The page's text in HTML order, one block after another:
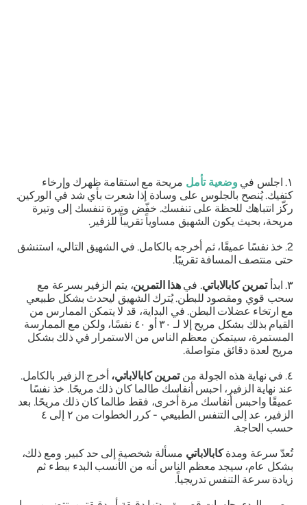
وضعية تأملمريحة مع استقامة ظهرك وإرخاء
كتفيك. يُنصح بالجلوس على وسادة إذا شعرت بأي شد في الوركين.
ركّز انتباهك للحظة على تنفسك. خفّض وتيرة تنفسك إلى وتيرة
مريحة، بحيث يكون الشهيق مساوياً تقريباً للزفير.
2. خذ نفسًا عميقًا، ثم أخرجه بالكامل. في الشهيق التالي، استنشق
حتى منتصف المسافة تقريبًا.
تمرين كابالاباتي. في هذا التمرين، يتم الزفير بسرعة مع
سحب قوي ومقصود للبطن. يُترك الشهيق ليحدث بشكل طبيعي
مع ارتخاء عضلات البطن. في البداية، قد لا يتمكن الممارس من
القيام بذلك بشكل مريح إلا لـ ٣٠ أو ٤٠ نفسًا، ولكن مع الممارسة
المستمرة، سيتمكن معظم الناس من الاستمرار في ذلك بشكل
مريح لعدة دقائق متواصلة.
تمرين كابالاباتي،أخرج الزفير بالكامل.
عند نهاية الزفير، احبس أنفاسك طالما كان ذلك مريحًا. خذ نفسًا
عميقًا واحبس أنفاسك مرة أخرى، فقط طالما كان ذلك مريحًا. بعد
الزفير، عد إلى التنفس الطبيعي - كرر الخطوات من ٢ إلى ٤
حسب الحاجة.
تُعدّ سرعة ومدةكابالاباتيمسألة شخصية إلى حد كبير. ومع ذلك،
بشكل عام، سيجد معظم الناس أنه من الأنسب البدء ببطء ثم
زيادة سرعة التنفس تدريجياً.